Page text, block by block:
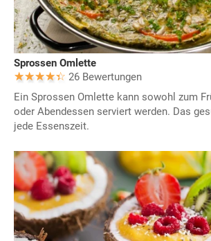
Sprossen Omlette
26 Bewertungen
Ein Sprossen Omlette kann sowohl zum
oder Abendessen serviert werden. Das
jede Essenszeit.